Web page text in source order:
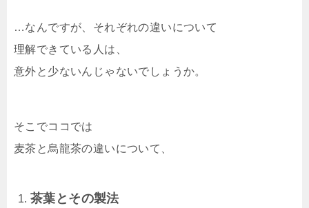
…なんですが、それぞれの違いについて
理解できている人は、
意外と少ないんじゃないでしょうか。
そこでココでは
麦茶と烏龍茶の違いについて、
茶葉とその製法